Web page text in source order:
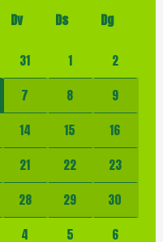
Dv Ds
Dg
31 1
2
7 8
9
14 15
16
21 22
23
28 29
30
4 5 6